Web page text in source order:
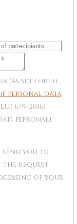
(as set forth
personal data
679/2016)
personali
send you to
the request
of your